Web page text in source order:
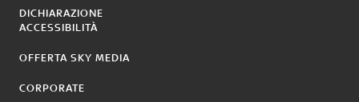
DICHIARAZIONE
ACCESSIBILITÀ
OFFERTA SKY MEDIA
CORPORATE